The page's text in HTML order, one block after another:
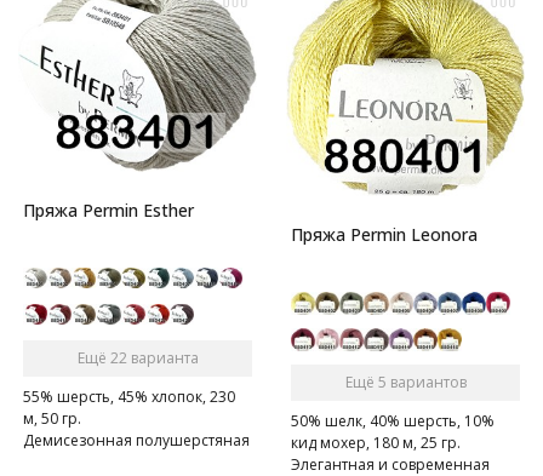
Пряжа Permin Esther
Ещё 22 варианта
55% шерсть, 45% хлопок, 230
м, 50 гр.
Демисезонная полушерстяная
Пряжа Permin Leonora
Ещё 5 вариантов
50% шелк, 40% шерсть, 10%
кид мохер, 180 м, 25 гр.
Элегантная и современная